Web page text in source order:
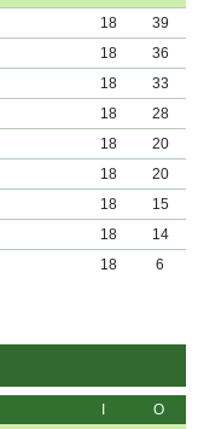
18
39
18
36
18
33
18
28
18
20
18
20
18
15
18
14
18 6
О